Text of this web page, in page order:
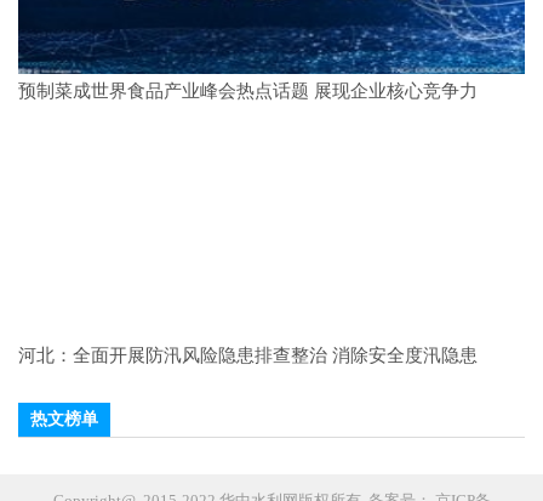
预制菜成世界食品产业峰会热点话题 展现企业核心竞争力
河北：全面开展防汛风险隐患排查整治 消除安全度汛隐患
热文榜单